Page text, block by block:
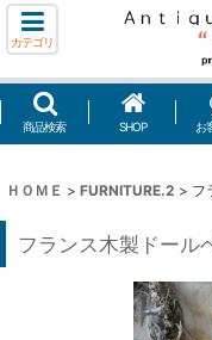
カテゴリ
商品検索 SHOP お
ＨＯＭＥ > FURNITURE.2 > フ
フランス木製ドール